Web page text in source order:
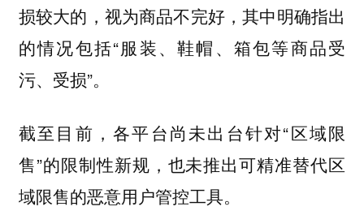
损较大的，视为商品不完好，其中明确指出
的情况包括“服装、鞋帽、箱包等商品受
污、受损”。
截至目前，各平台尚未出台针对“区域限
售”的限制性新规，也未推出可精准替代区
域限售的恶意用户管控工具。